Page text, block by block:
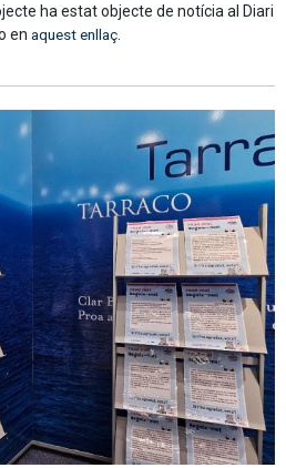
ha estat objecte de notícia al Diari
en aquest enllaç.